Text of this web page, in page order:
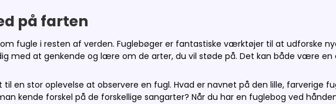
på farten
fugle i resten af verden. Fuglebøger er fantastiske værktøjer til at udforske
med at genkende og lære om de arter, du vil støde på. Det kan både være en
en stor oplevelse at observere en fugl. Hvad er navnet på den lille, farverige
kende forskel på de forskellige sangarter? Når du har en fuglebog ved